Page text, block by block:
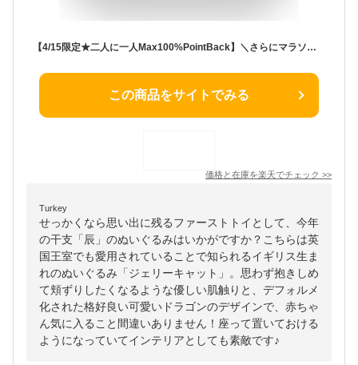
【4/15限定★二人に一人Max100%PointBack】＼さらにマラソンP3倍!／【ファーストトイ ぬいぐるみ 正規品】 ジェリーキャット 出産祝い うさぎ ドラゴン ぬいぐるみ 赤ちゃん ファーストトイ イ ベビー プレゼント ベビー クリスマス 子供 キッズ バシュフル
この商品をサイトでみる
価格と在庫を楽天でチェック >>
Turkey
せっかくなら思い出に残るファーストトイとして、今年
の干支「辰」のぬいぐるみはいかがですか？こちらは英
国王室でも愛用されていることで知られるイギリス生ま
れのぬいぐるみ「ジェリーキャット」。思わず抱きしめ
て頬ずりしたくなるような優しい肌触りと、デフォルメ
化された格好良い可愛いドラゴンのデザインで、赤ちゃ
ん気に入ること間違いありません！座って置いておける
ようになっていてインテリアとしても素敵です♪